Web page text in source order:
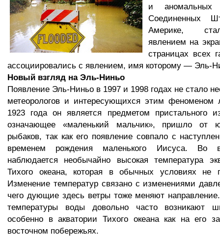
и аномальных
Соединенных
Америке,
явлением на
страницах всех
ассоциировались с явлением, имя которому — Эль-
Новый взгляд на Эль-Ниньо
Появление Эль-Ниньо в 1997 и 1998 годах не стало
метеорологов и интересующихся этим
1923 года он является предметом пристального
означающее «маленький мальчик», пришло от
рыбаков, так как его появление совпало с
временем рождения маленького Иисуса. Во
наблюдается необычайно высокая температура
Тихого океана, которая в обычных условиях
Изменение температур связано с изменениями
чего дующие здесь ветры тоже меняют
температуры воды довольно часто возникают
особенно в акватории Тихого океана как на его
восточном побережьях.